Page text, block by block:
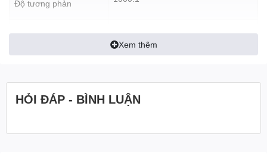
Độ tương phản
Số màu hiển thị
Độ sáng 300 cd/m²
Xem thêm
HỎI ĐÁP - BÌNH LUẬN